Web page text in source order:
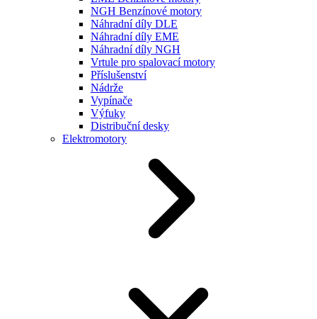
NGH Benzínové motory
Náhradní díly DLE
Náhradní díly EME
Náhradní díly NGH
Vrtule pro spalovací motory
Příslušenství
Nádrže
Vypínače
Výfuky
Distribuční desky
Elektromotory